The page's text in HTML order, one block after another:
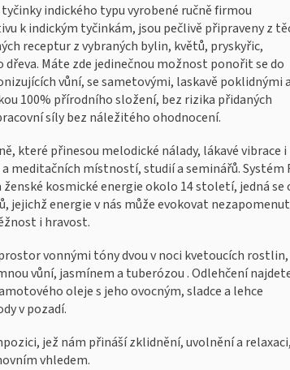
indického typu vyrobené ručně firmou
k indickým tyčinkám, jsou pečlivě připraveny z
receptur z vybraných bylin, květů, pryskyřic,
Máte zde jedinečnou možnost ponořit se do
vůní, se sametovými, laskavě poklidnými a
100% přírodního složení, bez rizika přidaných
síly bez náležitého ohodnocení.
které přinesou melodické nálady, lákavé vibrace i
meditačních místností, studií a seminářů. Systém
kosmické energie okolo 14 století, jedná se
jejichž energie v nás může evokovat
i hravost.
vonnými tóny dvou v noci kvetoucích rostlin,
vůní, jasmínem a tuberózou . Odlehčení
oleje s jeho ovocným, sladce a lehce
v pozadí.
jež nám přináší zklidnění, uvolnění a relaxaci,
vhledem.